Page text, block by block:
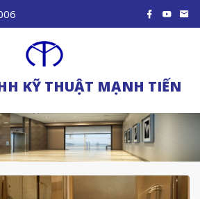
KỸ THUẬT MẠNH TIẾN